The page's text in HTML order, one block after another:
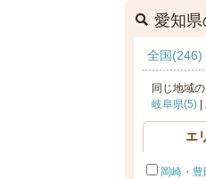
愛知
全国(246)
同じ地域
岐阜県(5)|
エ
岡崎・